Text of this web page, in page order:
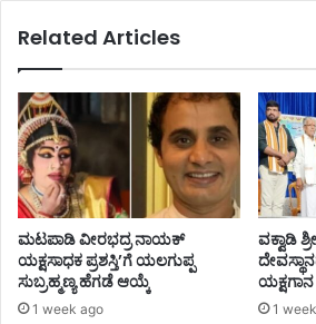
Related Articles
ಮಟಪಾಡಿ ವೀರಭದ್ರ ನಾಯಕ್
ಯಕ್ಷಸಾಧಕ ಪ್ರಶಸ್ತಿ’ಗೆ ಯಲಗುಪ್ಪ
ಸುಬ್ರಹ್ಮಣ್ಯ ಹೆಗಡೆ ಆಯ್ಕೆ
1 week ago
ವಕ್ವಾಡಿ
1